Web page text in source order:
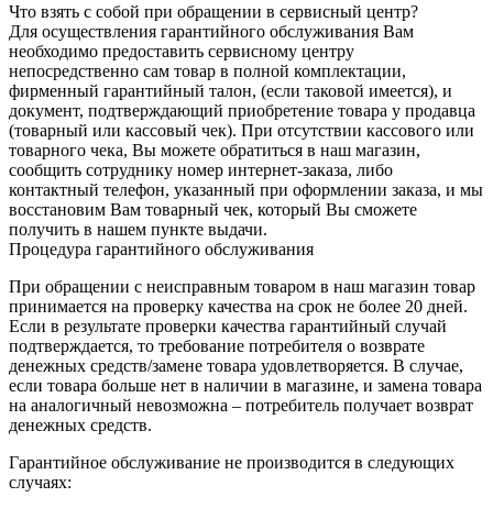
Что взять с собой при обращении в сервисный центр?
Для осуществления гарантийного обслуживания Вам
необходимо предоставить сервисному центру
непосредственно сам товар в полной комплектации,
фирменный гарантийный талон, (если таковой имеется), и
документ, подтверждающий приобретение товара у продавца
(товарный или кассовый чек). При отсутствии кассового или
товарного чека, Вы можете обратиться в наш магазин,
сообщить сотруднику номер интернет-заказа, либо
контактный телефон, указанный при оформлении заказа, и мы
восстановим Вам товарный чек, который Вы сможете
получить в нашем пункте выдачи.
Процедура гарантийного обслуживания
При обращении с неисправным товаром в наш магазин товар
принимается на проверку качества на срок не более 20 дней.
Если в результате проверки качества гарантийный случай
подтверждается, то требование потребителя о возврате
денежных средств/замене товара удовлетворяется. В случае,
если товара больше нет в наличии в магазине, и замена товара
на аналогичный невозможна – потребитель получает возврат
денежных средств.
Гарантийное обслуживание не производится в следующих
случаях: